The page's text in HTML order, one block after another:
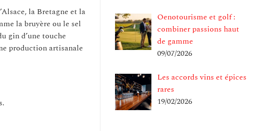
la Bretagne et la
la bruyère ou le sel
gin d’une touche
production artisanale
Oenotourisme et golf :
combiner passions haut
de gamme
09/07/2026
Les accords vins et épices
rares
19/02/2026